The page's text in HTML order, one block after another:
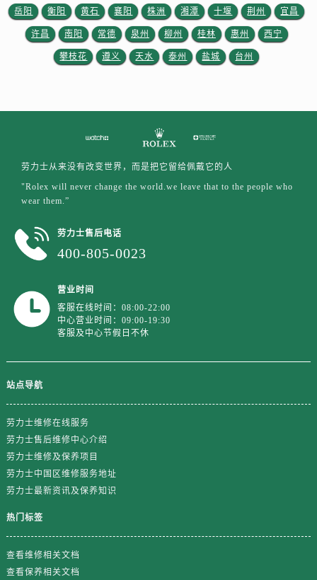
山东省威海市环翠区新威海路89号振华商厦一楼名表维修劳力士售后服务中心（需提前预约）
山东省潍坊市奎文区东风东街劳力士售后服务中心（需提前预约）
上海市徐汇区虹桥路3号港汇中心2座37层3705室劳力士售后服务中心（需提前预约）
浙江省金华市金东区东市南街777号金华万达广场4号楼22楼2209室劳力士售后服务中心（需提前预约）
澳门省路氹城市金光大道劳力士售后服务中心（需提前预约）
岳阳 衡阳 黄石 襄阳 株洲 湘潭 十堰 荆州 宜昌
许昌 南阳 常德 泉州 柳州 桂林 惠州 西宁
攀枝花 遵义 天水 泰州 盐城 台州
劳力士从来没有改变世界，而是把它留给佩戴它的人
"Rolex will never change the world.we leave that to the people who
wear them.”
劳力士售后电话
400-805-0023
营业时间
客服在线时间：08:00-22:00
中心营业时间：09:00-19:30
客服及中心节假日不休
站点导航
劳力士维修在线服务
劳力士售后维修中心介绍
劳力士维修及保养项目
劳力士中国区维修服务地址
劳力士最新资讯及保养知识
热门标签
查看维修相关文档
查看保养相关文档